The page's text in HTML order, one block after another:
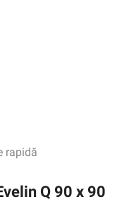
rapidă
Q 90 x 90